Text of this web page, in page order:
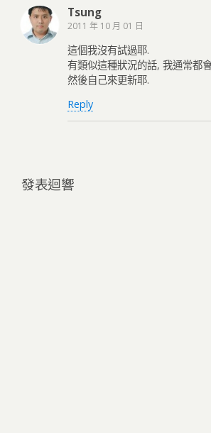
Tsung
2011 年 10 月 01 日
這個我沒有試過耶.
有類似這種狀況的話, 我通常都
然後自己來更新耶.
Reply
發表迴響